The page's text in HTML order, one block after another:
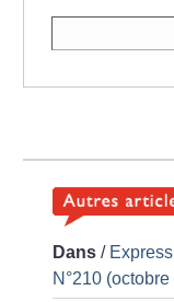
Dans /
N°210